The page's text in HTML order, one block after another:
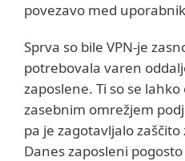
povezavo med
Sprva so bile VPN-je
potrebovala varen
zaposlene. Ti so se
zasebnim omrežjem
pa je zagotavljalo
Danes zaposleni